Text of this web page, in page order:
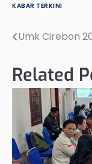
KABAR TERKINI
Post
Umk Cirebon
Related